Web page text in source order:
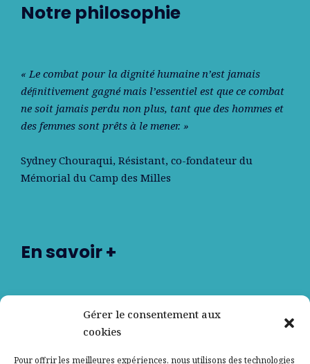
Gérer le consentement aux
cookies
Pour offrir les meilleures expériences, nous utilisons des technologies
Notre philosophie
« Le combat pour la dignité humaine n’est jamais
déﬁnitivement gagné mais l’essentiel est que ce combat
ne soit jamais perdu non plus, tant que des hommes et
des femmes sont prêts à le mener. »
Sydney Chouraqui, Résistant, co-fondateur du
Mémorial du Camp des Milles
En savoir +
Nos partenaires